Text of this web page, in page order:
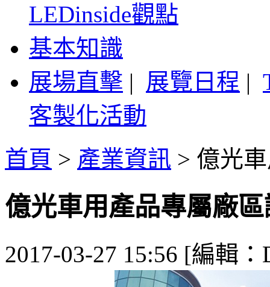
LEDinside觀點
基本知識
展場直擊 | 展覽日程 |
客製化活動
首頁 > 產業資訊 > 億光
億光車用產品專屬廠
2017-03-27 15:56 [編輯